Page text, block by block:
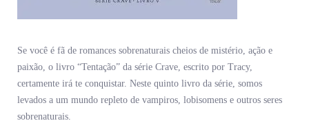
Se você é fã de romances sobrenaturais cheios de mistério, ação e
paixão, o livro “Tentação” da série Crave, escrito por Tracy,
certamente irá te conquistar. Neste quinto livro da série, somos
levados a um mundo repleto de vampiros, lobisomens e outros seres
sobrenaturais.